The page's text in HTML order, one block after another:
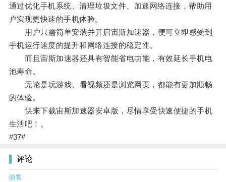
通过优化手机系统、清理垃圾文件、加速网络连接，帮助用
户实现更快速的手机体验。
用户只需简单安装并开启宙斯加速器，便可立即感受到
手机运行速度的提升和网络连接的稳定性。
而且宙斯加速器还具有智能省电功能，有效延长手机电
池寿命。
无论是玩游戏、看视频还是浏览网页，都能有更加顺畅
的体验。
快来下载宙斯加速器安卓版，尽情享受快速便捷的手机
生活吧！。
#37#
评论
游客